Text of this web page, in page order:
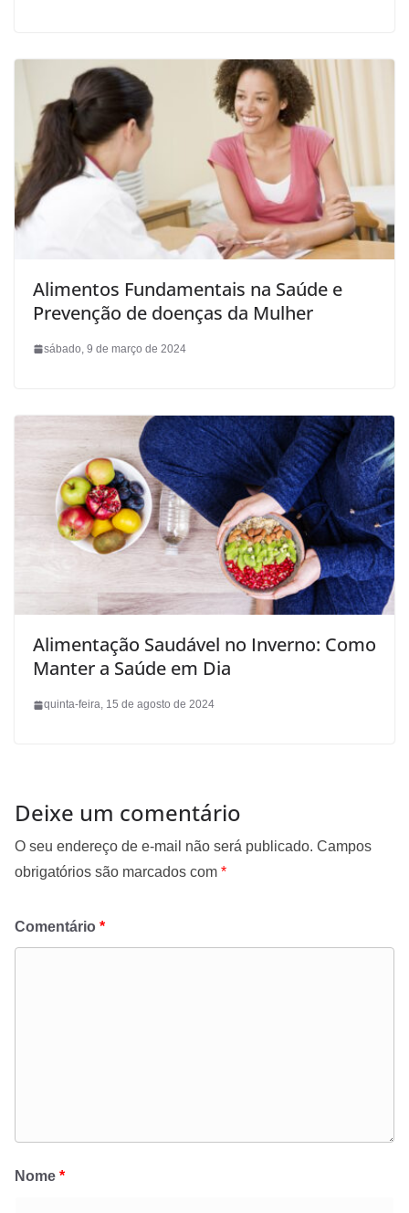
Alimentos Fundamentais na Saúde e
Prevenção de doenças da Mulher
sábado, 9 de março de 2024
Alimentação Saudável no Inverno: Como
Manter a Saúde em Dia
quinta-feira, 15 de agosto de 2024
Deixe um comentário
O seu endereço de e-mail não será publicado. Campos
obrigatórios são marcados com *
Comentário *
Nome *